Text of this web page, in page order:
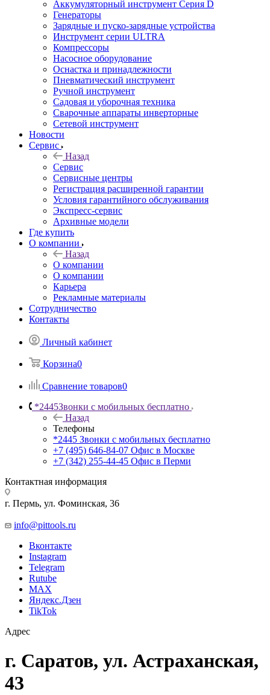
Аккумуляторный инструмент Серия D
Генераторы
Зарядные и пуско-зарядные устройства
Инструмент серии ULTRA
Компрессоры
Насосное оборудование
Оснастка и принадлежности
Пневматический инструмент
Ручной инструмент
Садовая и уборочная техника
Сварочные аппараты инверторные
Сетевой инструмент
Новости
Сервис
Назад
Сервис
Сервисные центры
Регистрация расширенной гарантии
Условия гарантийного обслуживания
Экспресс-сервис
Архивные модели
Где купить
О компании
Назад
О компании
О компании
Карьера
Рекламные материалы
Сотрудничество
Контакты
Личный кабинет
Корзина0
Сравнение товаров0
*2445Звонки с мобильных бесплатно
Назад
Телефоны
*2445 Звонки с мобильных бесплатно
+7 (495) 646-84-07 Офис в Москве
+7 (342) 255-44-45 Офис в Перми
Контактная информация
г. Пермь, ул. Фоминская, 36
info@pittools.ru
Вконтакте
Instagram
Telegram
Rutube
MAX
Яндекс.Дзен
TikTok
Адрес
г. Саратов, ул. Астраханская,
43